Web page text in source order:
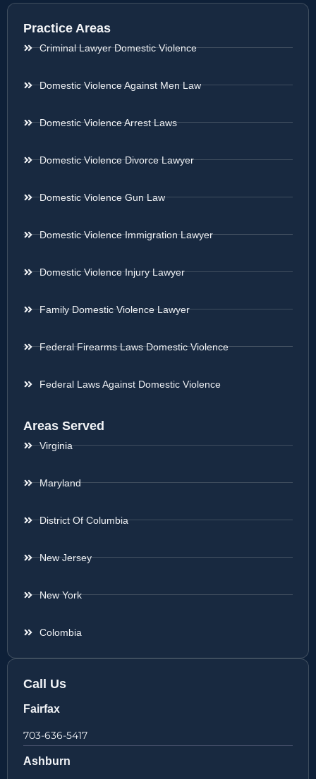
Practice Areas
Criminal Lawyer Domestic Violence
Domestic Violence Against Men Law
Domestic Violence Arrest Laws
Domestic Violence Divorce Lawyer
Domestic Violence Gun Law
Domestic Violence Immigration Lawyer
Domestic Violence Injury Lawyer
Family Domestic Violence Lawyer
Federal Firearms Laws Domestic Violence
Federal Laws Against Domestic Violence
Areas Served
Virginia
Maryland
District Of Columbia
New Jersey
New York
Colombia
Call Us
Fairfax
703-636-5417
Ashburn